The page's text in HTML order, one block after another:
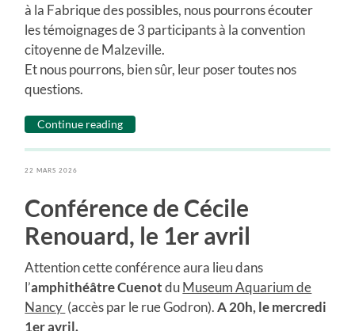
à la Fabrique des possibles, nous pourrons écouter
les témoignages de 3 participants à la convention
citoyenne de Malzeville.
Et nous pourrons, bien sûr, leur poser toutes nos
questions.
Continue reading
22 MARS 2026
Conférence de Cécile
Renouard, le 1er avril
Attention cette conférence aura lieu dans
l’amphithéâtre CuenotduMuseum Aquarium de
Nancy (accès par le rue Godron).A 20h, le mercredi
1er avril.